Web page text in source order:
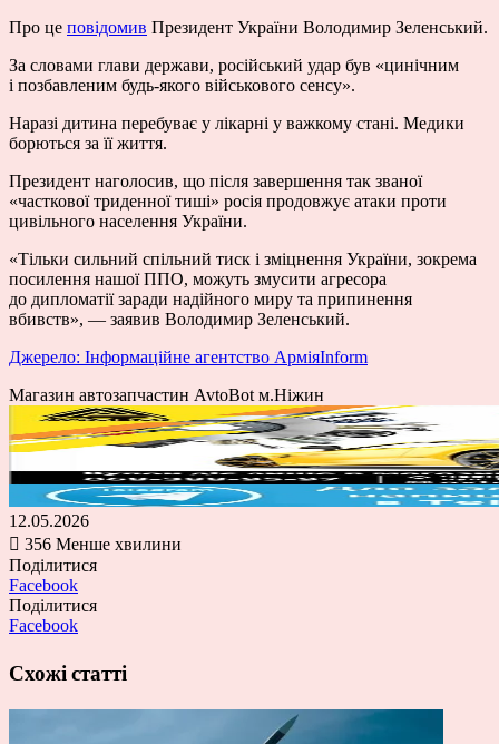
Про це повідомив Президент України Володимир Зеленський.
За словами глави держави, російський удар був «цинічним
і позбавленим будь-якого військового сенсу».
Наразі дитина перебуває у лікарні у важкому стані. Медики
борються за її життя.
Президент наголосив, що після завершення так званої
«часткової триденної тиші» росія продовжує атаки проти
цивільного населення України.
«Тільки сильний спільний тиск і зміцнення України, зокрема
посилення нашої ППО, можуть змусити агресора
до дипломатії заради надійного миру та припинення
вбивств», — заявив Володимир Зеленський.
Джерело: Інформаційне агентство АрміяInform
Магазин автозапчастин AvtoBot м.Ніжин
12.05.2026
356 Менше хвилини
Поділитися
Facebook
Поділитися
Facebook
Схожі статті